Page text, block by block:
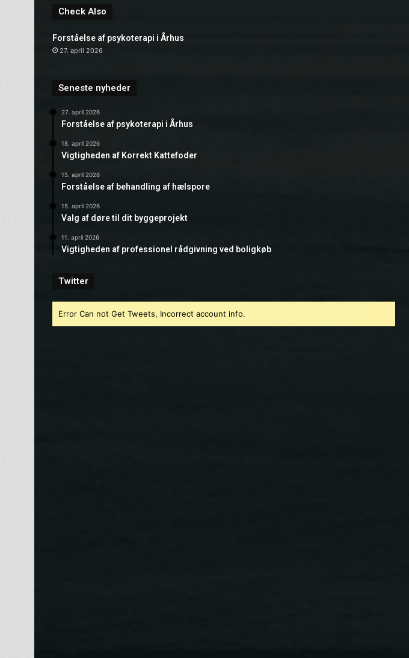
Check Also
Forståelse af psykoterapi i Århus
27. april 2026
Seneste nyheder
27. april 2026
Forståelse af psykoterapi i Århus
18. april 2026
Vigtigheden af Korrekt Kattefoder
15. april 2026
Forståelse af behandling af hælspore
15. april 2026
Valg af døre til dit byggeprojekt
11. april 2026
Vigtigheden af professionel rådgivning ved boligkøb
Twitter
Error Can not Get Tweets, Incorrect account info.